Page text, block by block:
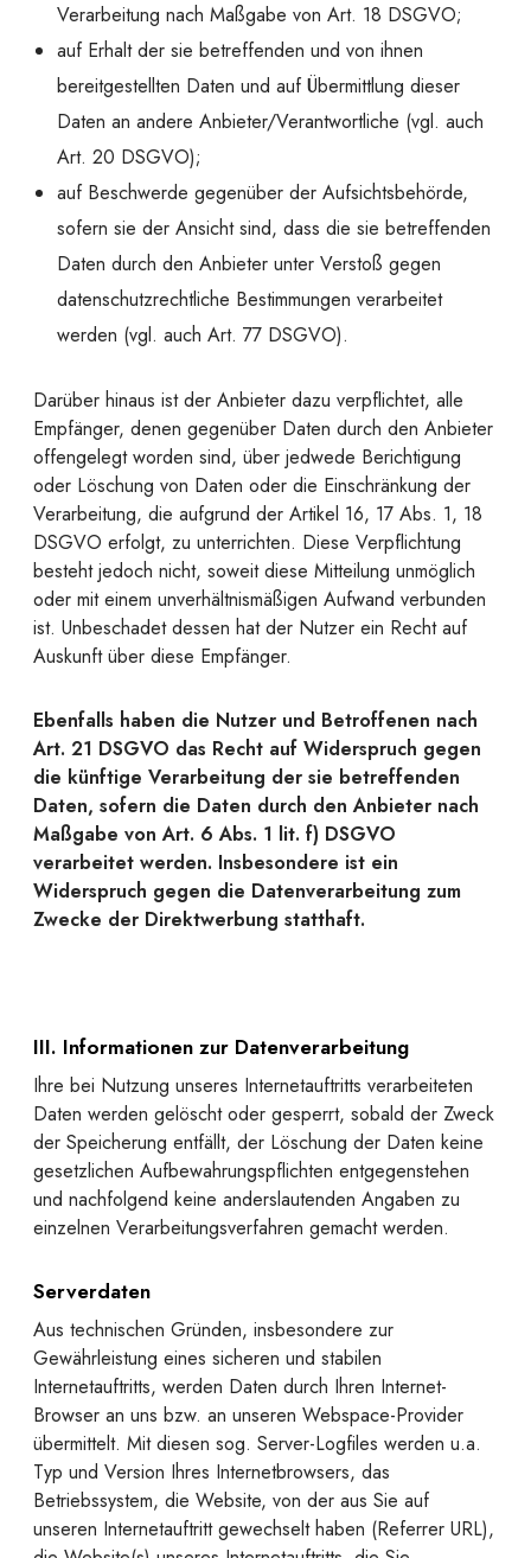
Verarbeitung nach Maßgabe von Art. 18 DSGVO;
auf Erhalt der sie betreffenden und von ihnen
bereitgestellten Daten und auf Übermittlung dieser
Daten an andere Anbieter/Verantwortliche (vgl. auch
Art. 20 DSGVO);
auf Beschwerde gegenüber der Aufsichtsbehörde,
sofern sie der Ansicht sind, dass die sie betreffenden
Daten durch den Anbieter unter Verstoß gegen
datenschutzrechtliche Bestimmungen verarbeitet
werden (vgl. auch Art. 77 DSGVO).
Darüber hinaus ist der Anbieter dazu verpflichtet, alle
Empfänger, denen gegenüber Daten durch den Anbieter
offengelegt worden sind, über jedwede Berichtigung
oder Löschung von Daten oder die Einschränkung der
Verarbeitung, die aufgrund der Artikel 16, 17 Abs. 1, 18
DSGVO erfolgt, zu unterrichten. Diese Verpflichtung
besteht jedoch nicht, soweit diese Mitteilung unmöglich
oder mit einem unverhältnismäßigen Aufwand verbunden
ist. Unbeschadet dessen hat der Nutzer ein Recht auf
Auskunft über diese Empfänger.
Ebenfalls haben die Nutzer und Betroffenen nach
Art. 21 DSGVO das Recht auf Widerspruch gegen
die künftige Verarbeitung der sie betreffenden
Daten, sofern die Daten durch den Anbieter nach
Maßgabe von Art. 6 Abs. 1 lit. f) DSGVO
verarbeitet werden. Insbesondere ist ein
Widerspruch gegen die Datenverarbeitung zum
Zwecke der Direktwerbung statthaft.
III. Informationen zur Datenverarbeitung
Ihre bei Nutzung unseres Internetauftritts verarbeiteten
Daten werden gelöscht oder gesperrt, sobald der Zweck
der Speicherung entfällt, der Löschung der Daten keine
gesetzlichen Aufbewahrungspflichten entgegenstehen
und nachfolgend keine anderslautenden Angaben zu
einzelnen Verarbeitungsverfahren gemacht werden.
Serverdaten
Aus technischen Gründen, insbesondere zur
Gewährleistung eines sicheren und stabilen
Internetauftritts, werden Daten durch Ihren Internet-
Browser an uns bzw. an unseren Webspace-Provider
übermittelt. Mit diesen sog. Server-Logfiles werden u.a.
Typ und Version Ihres Internetbrowsers, das
Betriebssystem, die Website, von der aus Sie auf
unseren Internetauftritt gewechselt haben (Referrer URL),